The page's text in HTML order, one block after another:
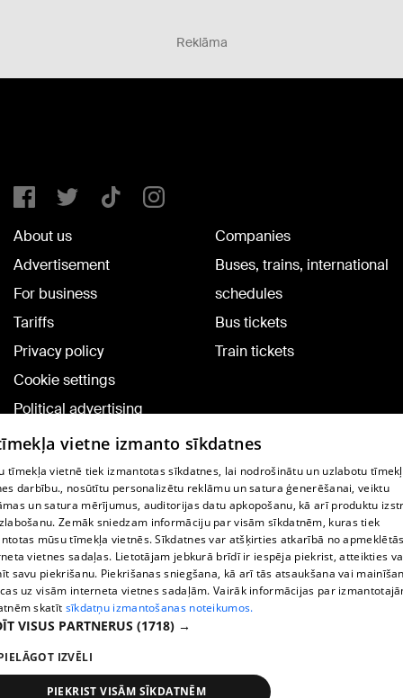
Reklāma
About us
Advertisement
For business
Tariffs
Privacy policy
Cookie settings
Political advertising
Cookie policy
Commenting terms
Companies
Buses, trains, international
schedules
Bus tickets
Train tickets
TV program
Contract rules
360 Ziņu kontakti
Helio Media
Vortal assistance service: e-mail -
All rights reserved.
vietne izmanto sīkdatnes
tīmekļa vietnē tiek izmantotas sīkdatnes, lai nodrošinātu un uzlabotu
darbību., nosūtītu personalizētu reklāmu un satura ģenerēšanai, veiktu
un satura mērījumus, auditorijas datu apkopošanu, kā arī produktu
Zemāk sniedzam informāciju par visām sīkdatnēm, kuras tiek
mūsu tīmekļa vietnēs. Sīkdatnes var atšķirties atkarībā no
vietnes sadaļas. Lietotājam jebkurā brīdī ir iespēja piekrist, atteikties
savu piekrišanu. Piekrišanas sniegšana, kā arī tās atsaukšana vai
uz visām interneta vietnes sadaļām. Vairāk informācijas par
skatīt sīkdatņu izmantošanas noteikumos.
VISUS PARTNERUS (1718) →
IZVĒLI
PIEKRIST VISĀM SĪKDATNĒM